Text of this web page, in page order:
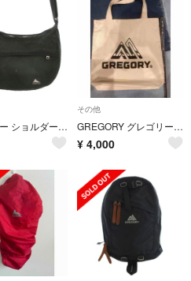
グレゴリー ショルダーバッグ ナイロン アウトドア 黒 ブラック ロゴ /AO1
その他
GREGORY グレゴリー コットンキャンバストート 26L ブラックロゴ 13
¥ 4,000